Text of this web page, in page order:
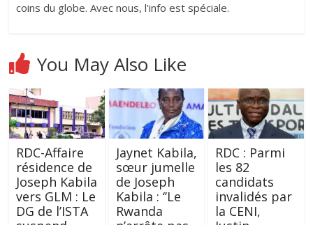
coins du globe. Avec nous, l'info est spéciale.
You May Also Like
RDC-Affaire
résidence de
Joseph Kabila
vers GLM : Le
DG de l’ISTA
Jaynet Kabila,
sœur jumelle
de Joseph
Kabila : ‘’Le
Rwanda
RDC : Parmi
les 82
candidats
invalidés par
la CENI,